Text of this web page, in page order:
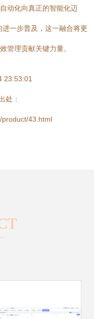
动化向真正的智能化迈
一步普及，这一融合将更
管理贡献关键力量。
23:53:01
处：
product/43.html